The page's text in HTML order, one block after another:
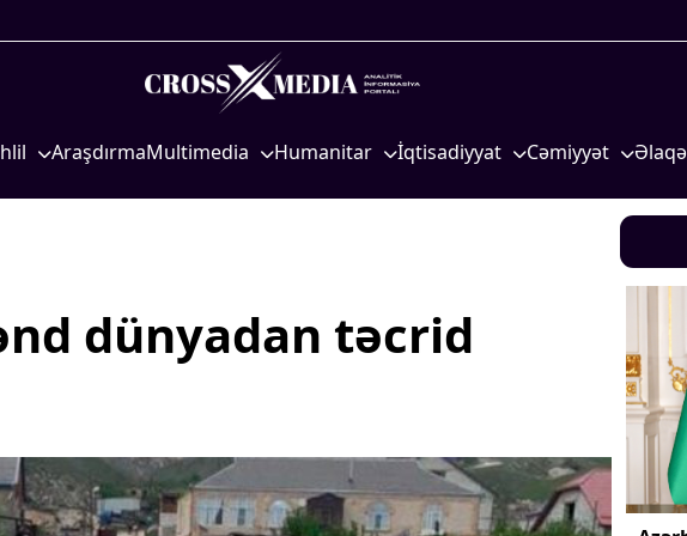
AraşdırmaMultimedia Humanitar
Mədəniyyətimizin Zəfəri
Ailə və uşaq
Turizm
İqtisadiyyat
Kənd təsərrüfatı
nəqliyyat
COP29
Cəmiyyət
Məhkəmə və hüquq
Gənclər və İdman
Media və QHT
Hadisə
Sağlamlıq
Əlaqə
dünyadan təcrid